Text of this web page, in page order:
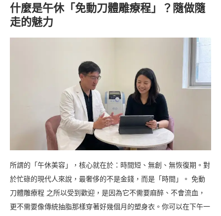
什麼是午休「免動刀體雕療程」？隨做隨
走的魅力
所謂的「午休美容」，核心就在於：時間短、無創、無恢復期。對
於忙碌的現代人來說，最奢侈的不是金錢，而是「時間」。 免動
刀體雕療程 之所以受到歡迎，是因為它不需要麻醉、不會流血，
更不需要像傳統抽脂那樣穿著好幾個月的塑身衣。你可以在下午一